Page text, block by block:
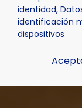
identidad,
identificación
dispositivos